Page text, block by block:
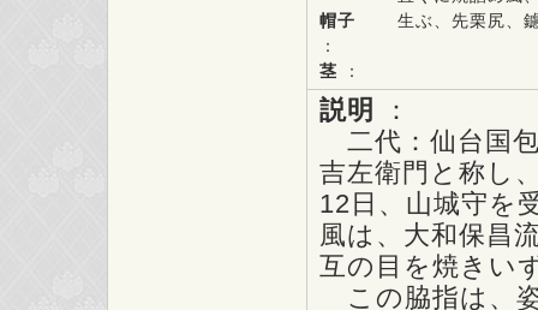
帽子
：
茎 ：
生ぶ、先栗尻、
説明
：
二代：仙台国
吉左衛門と称し
12日、山城守を
風は、大和保昌
互の目を焼きい
この脇指は、